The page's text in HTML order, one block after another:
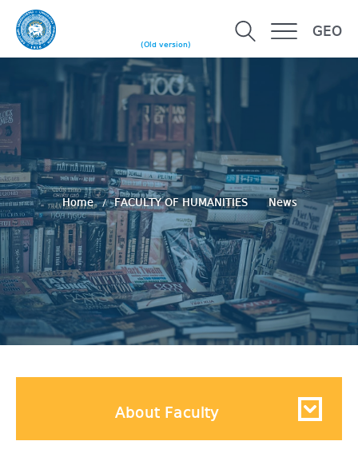
(Old version)
GEO
Home FACULTY OF HUMANITIES News
About Faculty